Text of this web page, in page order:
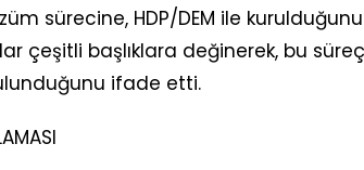
sürecine, HDP/DEM ile
çeşitli başlıklara değinerek, bu
ifade etti.